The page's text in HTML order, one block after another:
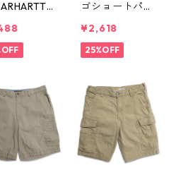
ショート
ツ ハーフ
ゴショートパン
ツ グレー 表
記：34 gd40
¥2,618
25%OFF